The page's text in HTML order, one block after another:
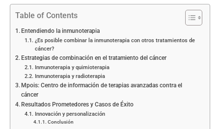
Table of Contents
Entendiendo la inmunoterapia
¿Es posible combinar la inmunoterapia con otros tratamientos de
cáncer?
Estrategias de combinación en el tratamiento del cáncer
Inmunoterapia y quimioterapia
Inmunoterapia y radioterapia
Mpois: Centro de información de terapias avanzadas contra el
cáncer
Resultados Prometedores y Casos de Éxito
Innovación y personalización
Conclusión